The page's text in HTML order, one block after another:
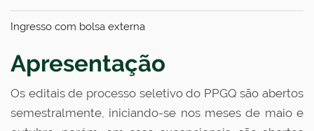
Ingresso com bolsa externa
Apresentação
Os editais de processo seletivo do PPGQ são abertos
semestralmente, iniciando-se nos meses de maio e